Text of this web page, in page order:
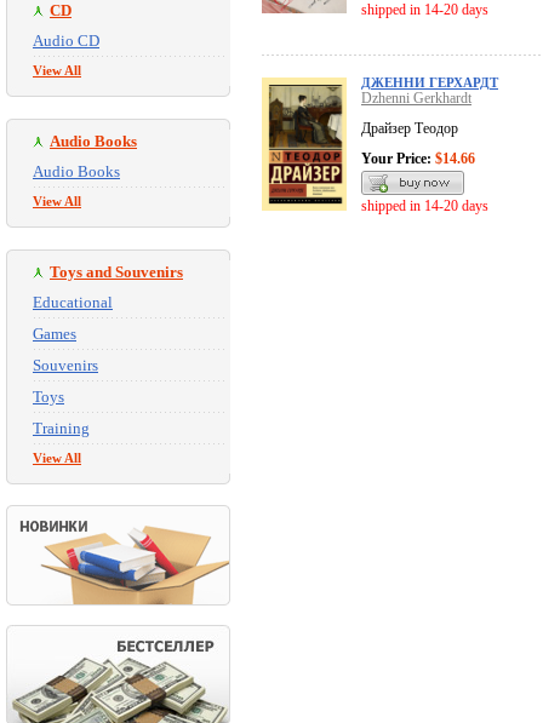
CD
Audio CD
View All
Audio Books
Audio Books
View All
Toys and Souvenirs
Educational
Games
Souvenirs
Toys
Training
View All
shipped in 14-20 days
ДЖЕННИ ГЕРХАРДТ
Dzhenni Gerkhardt
Драйзер Теодор
Your Price: $14.66
shipped in 14-20 days